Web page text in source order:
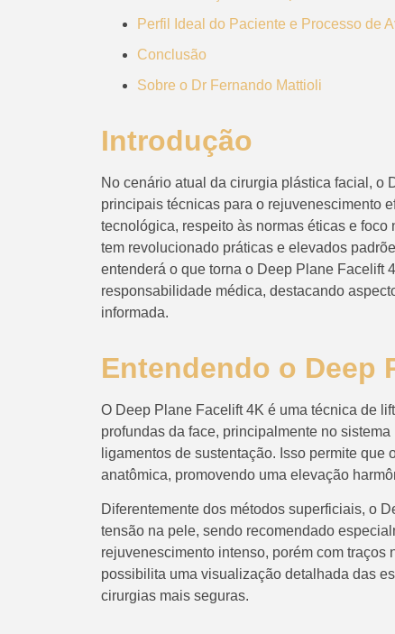
Perfil Ideal do Paciente e Processo de
Conclusão
Sobre o Dr Fernando Mattioli
Introdução
No cenário atual da cirurgia plástica facial, o
principais técnicas para o rejuvenescimento
tecnológica, respeito às normas éticas e
tem revolucionado práticas e elevados
entenderá o que torna o Deep Plane Facelift
responsabilidade médica, destacando
informada.
Entendendo o Deep
O Deep Plane Facelift 4K é uma técnica de
profundas da face, principalmente no
ligamentos de sustentação. Isso permite
anatômica, promovendo uma elevação
Diferentemente dos métodos superficiais, o
tensão na pele, sendo recomendado
rejuvenescimento intenso, porém com
possibilita uma visualização detalhada das
cirurgias mais seguras.